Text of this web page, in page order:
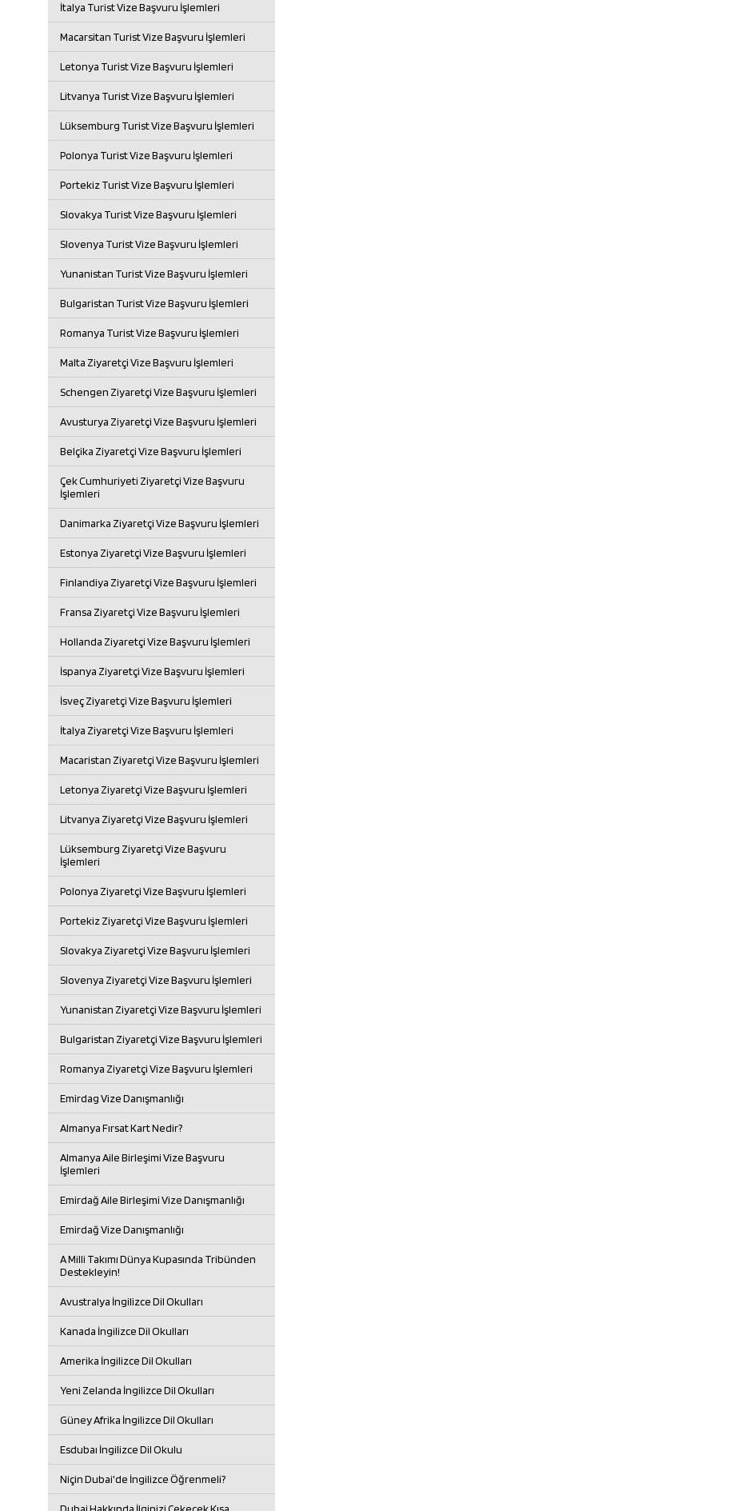
İtalya Turist Vize Başvuru İşlemleri
Macarsitan Turist Vize Başvuru İşlemleri
Letonya Turist Vize Başvuru İşlemleri
Litvanya Turist Vize Başvuru İşlemleri
Lüksemburg Turist Vize Başvuru İşlemleri
Polonya Turist Vize Başvuru İşlemleri
Portekiz Turist Vize Başvuru İşlemleri
Slovakya Turist Vize Başvuru İşlemleri
Slovenya Turist Vize Başvuru İşlemleri
Yunanistan Turist Vize Başvuru İşlemleri
Bulgaristan Turist Vize Başvuru İşlemleri
Romanya Turist Vize Başvuru İşlemleri
Malta Ziyaretçi Vize Başvuru İşlemleri
Schengen Ziyaretçi Vize Başvuru İşlemleri
Avusturya Ziyaretçi Vize Başvuru İşlemleri
Belçika Ziyaretçi Vize Başvuru İşlemleri
Çek Cumhuriyeti Ziyaretçi Vize Başvuru
İşlemleri
Danimarka Ziyaretçi Vize Başvuru İşlemleri
Estonya Ziyaretçi Vize Başvuru İşlemleri
Finlandiya Ziyaretçi Vize Başvuru İşlemleri
Fransa Ziyaretçi Vize Başvuru İşlemleri
Hollanda Ziyaretçi Vize Başvuru İşlemleri
İspanya Ziyaretçi Vize Başvuru İşlemleri
İsveç Ziyaretçi Vize Başvuru İşlemleri
İtalya Ziyaretçi Vize Başvuru İşlemleri
Macaristan Ziyaretçi Vize Başvuru İşlemleri
Letonya Ziyaretçi Vize Başvuru İşlemleri
Litvanya Ziyaretçi Vize Başvuru İşlemleri
Lüksemburg Ziyaretçi Vize Başvuru
İşlemleri
Polonya Ziyaretçi Vize Başvuru İşlemleri
Portekiz Ziyaretçi Vize Başvuru İşlemleri
Slovakya Ziyaretçi Vize Başvuru İşlemleri
Slovenya Ziyaretçi Vize Başvuru İşlemleri
Yunanistan Ziyaretçi Vize Başvuru İşlemleri
Bulgaristan Ziyaretçi Vize Başvuru İşlemleri
Romanya Ziyaretçi Vize Başvuru İşlemleri
Emirdag Vize Danışmanlığı
Almanya Fırsat Kart Nedir?
Almanya Aile Birleşimi Vize Başvuru
İşlemleri
Emirdağ Aile Birleşimi Vize Danışmanlığı
Emirdağ Vize Danışmanlığı
A Milli Takımı Dünya Kupasında Tribünden
Destekleyin!
Avustralya İngilizce Dil Okulları
Kanada İngilizce Dil Okulları
Amerika İngilizce Dil Okulları
Yeni Zelanda İngilizce Dil Okulları
Güney Afrika İngilizce Dil Okulları
Esdubaı İngilizce Dil Okulu
Niçin Dubai'de İngilizce Öğrenmeli?